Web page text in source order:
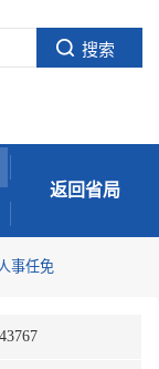
返回省局
事任免